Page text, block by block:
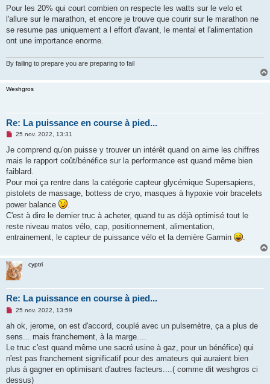
Pour les 20% qui court combien on respecte les watts sur le velo et
l'allure sur le marathon, et encore je trouve que courir sur le marathon ne
se resume pas uniquement a l effort d'avant, le mental et l'alimentation
ont une importance enorme.
By failing to prepare you are preparing to fail
Weshgros
Re: La puissance en course à pied...
M
s
a
g
n
o
l
u
25 nov. 2022, 13:31
Je comprend qu'on puisse y trouver un intérêt quand on aime les chiffres
mais le rapport coût/bénéfice sur la performance est quand même bien
faiblard.
Pour moi ça rentre dans la catégorie capteur glycémique Supersapiens,
pistolets de massage, bottess de cryo, masques à hypoxie voir bracelets
power balance
.
C'est à dire le dernier truc à acheter, quand tu as déjà optimisé tout le
reste niveau matos vélo, cap, positionnement, alimentation,
entrainement, le capteur de puissance vélo et la dernière Garmin
.
cyptri
Re: La puissance en course à pied...
M
s
a
g
n
o
l
25 nov. 2022, 13:59
ah ok, jerome, on est d'accord, couplé avec un pulsemètre, ça a plus de
sens... mais franchement, à la marge....
Le truc c'est quand même une sacré usine à gaz, pour un bénéfice) qui
n'est pas franchement significatif pour des amateurs qui auraient bien
plus à gagner en optimisant d'autres facteurs....( comme dit weshgros ci
dessus)